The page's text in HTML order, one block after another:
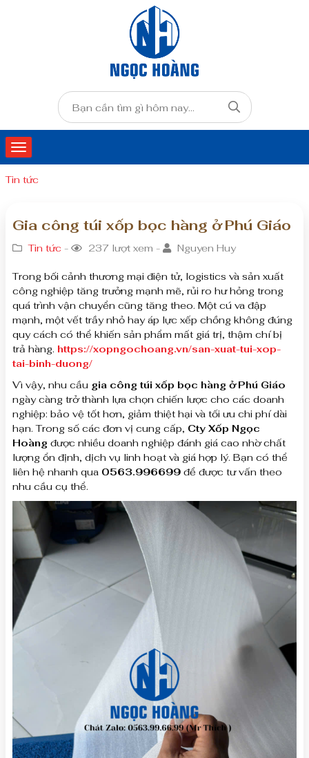
Tin tức
Gia công túi xốp bọc hàng ở Phú Giáo
Tin tức - 237 lượt xem - Nguyen Huy
Trong bối cảnh thương mại điện tử, logistics và sản xuất
công nghiệp tăng trưởng mạnh mẽ, rủi ro hư hỏng trong
quá trình vận chuyển cũng tăng theo. Một cú va đập
mạnh, một vết trầy nhỏ hay áp lực xếp chồng không đúng
quy cách có thể khiến sản phẩm mất giá trị, thậm chí bị
trả hàng. https://xopngochoang.vn/san-xuat-tui-xop-
tai-binh-duong/
Vì vậy, nhu cầu gia công túi xốp bọc hàng ở Phú Giáo
ngày càng trở thành lựa chọn chiến lược cho các doanh
nghiệp: bảo vệ tốt hơn, giảm thiệt hại và tối ưu chi phí dài
hạn. Trong số các đơn vị cung cấp, Cty Xốp Ngọc
Hoàng được nhiều doanh nghiệp đánh giá cao nhờ chất
lượng ổn định, dịch vụ linh hoạt và giá hợp lý. Bạn có thể
liên hệ nhanh qua 0563.996699 để được tư vấn theo
nhu cầu cụ thể.